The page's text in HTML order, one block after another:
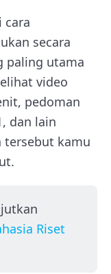
cara
secara
paling utama
video
pedoman
dan lain
tersebut kamu
Riset